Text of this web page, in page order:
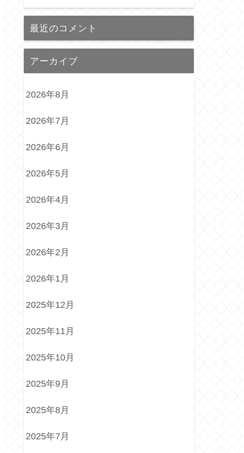
最近のコメント
アーカイブ
2026年8月
2026年7月
2026年6月
2026年5月
2026年4月
2026年3月
2026年2月
2026年1月
2025年12月
2025年11月
2025年10月
2025年9月
2025年8月
2025年7月